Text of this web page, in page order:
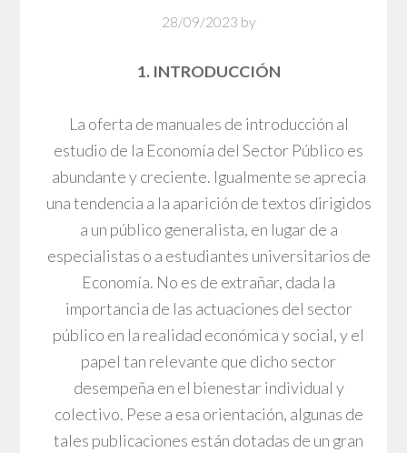
28/09/2023 by
1. INTRODUCCIÓN
La oferta de manuales de introducción al
estudio de la Economía del Sector Público es
abundante y creciente. Igualmente se aprecia
una tendencia a la aparición de textos dirigidos
a un público generalista, en lugar de a
especialistas o a estudiantes universitarios de
Economía. No es de extrañar, dada la
importancia de las actuaciones del sector
público en la realidad económica y social, y el
papel tan relevante que dicho sector
desempeña en el bienestar individual y
colectivo. Pese a esa orientación, algunas de
tales publicaciones están dotadas de un gran